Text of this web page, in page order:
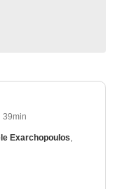
39min
Exarchopoulos